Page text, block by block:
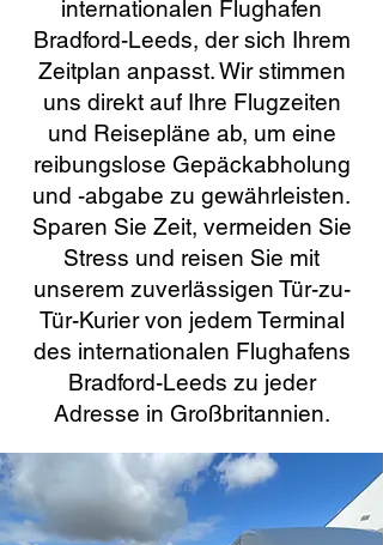
internationalen Flughafen
Bradford-Leeds, der sich Ihrem
Zeitplan anpasst. Wir stimmen
uns direkt auf Ihre Flugzeiten
und Reisepläne ab, um eine
reibungslose Gepäckabholung
und -abgabe zu gewährleisten.
Sparen Sie Zeit, vermeiden Sie
Stress und reisen Sie mit
unserem zuverlässigen Tür-zu-
Tür-Kurier von jedem Terminal
des internationalen Flughafens
Bradford-Leeds zu jeder
Adresse in Großbritannien.